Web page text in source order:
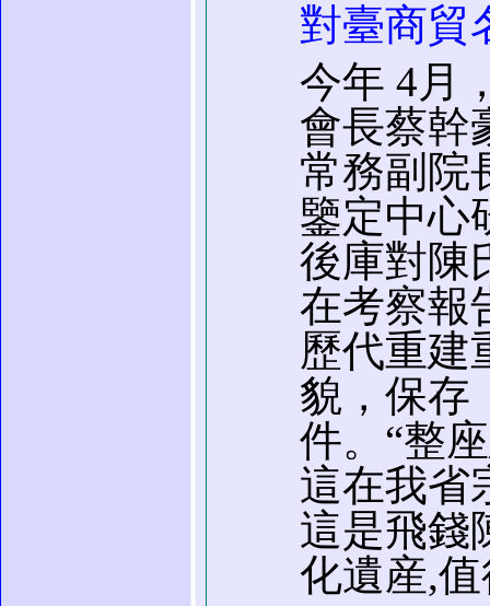
對臺商貿
今年 4月
會長蔡幹
常務副院
鑒定中心
後庫對陳
在考察報
歷代重建
貌，保存
件。“整
這在我省
這是飛錢
化遺産,